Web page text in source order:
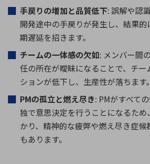
手戻りの増加と品質低下: 誤解や認
開発途中の手戻りが発生し、結果
期遅延を招きます。
チームの一体感の欠如: メンバー間
任の所在が曖昧になることで、チー
ションが低下し、生産性が落ちます。
PMの孤立と燃え尽き: PMがすべて
独で意思決定を行うことになるた
かり、精神的な疲弊や燃え尽き症候
もあります。